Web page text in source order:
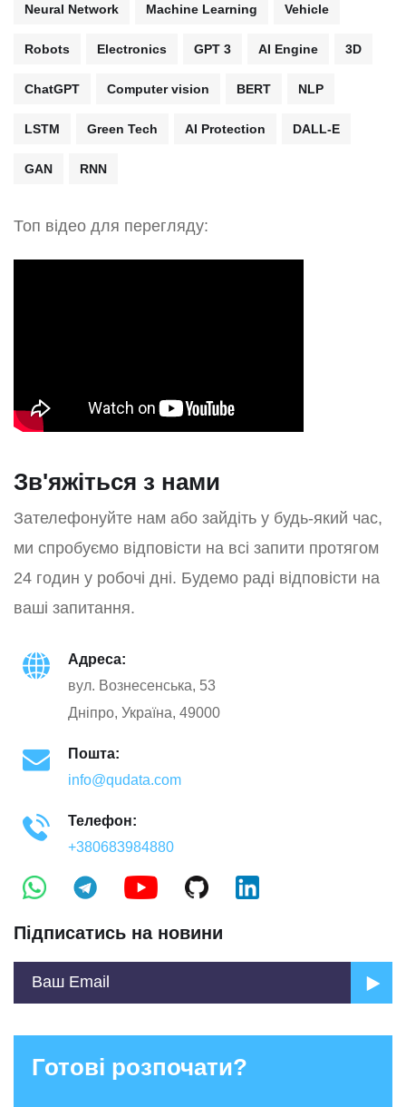
Neural Network Machine Learning Vehicle
Robots Electronics GPT 3 AI Engine 3D
ChatGPT Computer vision BERT NLP
LSTM Green Tech AI Protection DALL-E
GAN RNN
Топ відео для перегляду:
Зв'яжіться з нами
Зателефонуйте нам або зайдіть у будь-який час,
ми спробуємо відповісти на всі запити протягом
24 годин у робочі дні. Будемо раді відповісти на
ваші запитання.
Адреса:
вул. Вознесенська, 53
Дніпро, Україна, 49000
Пошта:
info@qudata.com
Телефон:
+380683984880
Підписатись на новини
Готові розпочати?